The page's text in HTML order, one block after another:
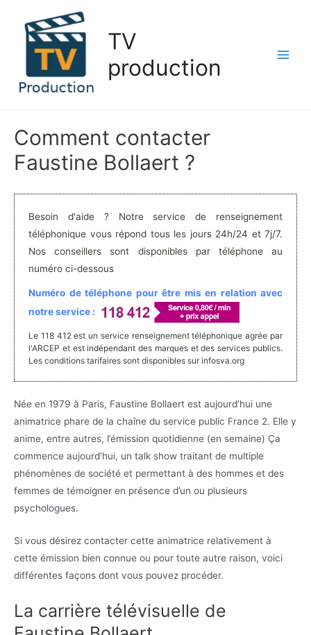
contenu
TV
production
Comment contacter
Faustine Bollaert ?
Besoin d'aide ? Notre service de renseignement
téléphonique vous répond tous les jours 24h/24 et 7j/7.
Nos conseillers sont disponibles par téléphone au
numéro ci-dessous
Numéro de téléphone pour être mis en relation avec
notre service :
Le 118 412 est un service renseignement téléphonique agrée par
l'ARCEP et est indépendant des marques et des services publics.
Les conditions tarifaires sont disponibles sur infosva.org
Née en 1979 à Paris, Faustine Bollaert est aujourd’hui une
animatrice phare de la chaîne du service public France 2. Elle y
anime, entre autres, l’émission quotidienne (en semaine) Ça
commence aujourd’hui, un talk show traitant de multiple
phénomènes de société et permettant à des hommes et des
femmes de témoigner en présence d’un ou plusieurs
psychologues.
Si vous désirez contacter cette animatrice relativement à
cette émission bien connue ou pour toute autre raison, voici
différentes façons dont vous pouvez procéder.
La carrière télévisuelle de